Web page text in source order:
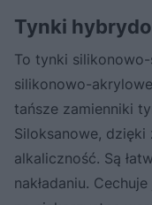
Tynki
To tynki
silikonowo-
tańsze zamienniki
Siloksanowe,
alkaliczność. Są
nakładaniu.